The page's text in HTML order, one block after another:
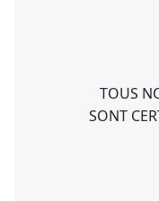
TOUS
SONT